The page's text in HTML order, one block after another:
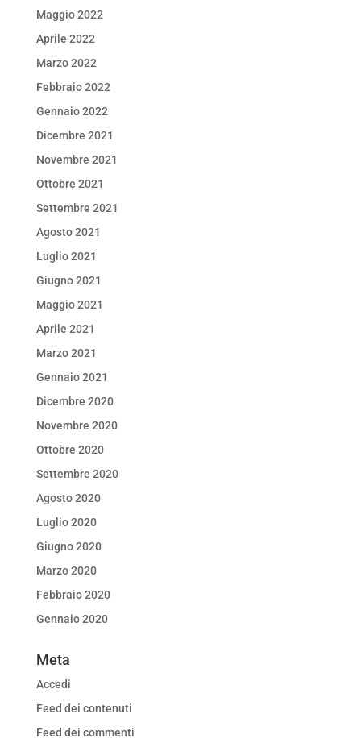
Maggio 2022
Aprile 2022
Marzo 2022
Febbraio 2022
Gennaio 2022
Dicembre 2021
Novembre 2021
Ottobre 2021
Settembre 2021
Agosto 2021
Luglio 2021
Giugno 2021
Maggio 2021
Aprile 2021
Marzo 2021
Gennaio 2021
Dicembre 2020
Novembre 2020
Ottobre 2020
Settembre 2020
Agosto 2020
Luglio 2020
Giugno 2020
Marzo 2020
Febbraio 2020
Gennaio 2020
Meta
Accedi
Feed dei contenuti
Feed dei commenti